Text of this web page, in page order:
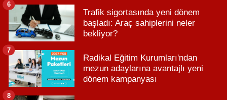
Trafik sigortasında yeni dönem
başladı: Araç sahiplerini neler
bekliyor?
6
Radikal Eğitim Kurumları'ndan
mezun adaylarına avantajlı yeni
dönem kampanyası
7
8